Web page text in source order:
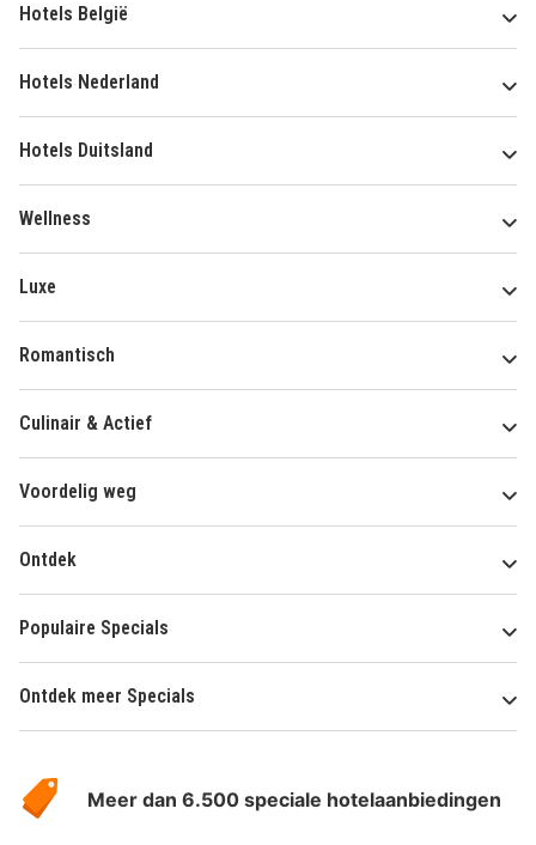
Hotels België
Hotels Nederland
Hotels Duitsland
Wellness
Luxe
Romantisch
Culinair & Actief
Voordelig weg
Ontdek
Populaire Specials
Ontdek meer Specials
HotelSpecials
Meer dan 6.500 speciale hotelaanbiedingen